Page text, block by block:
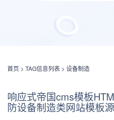
首页 > TAG信息列表 > 设备制造
响应式帝国cms模板
防设备制造类网站模板